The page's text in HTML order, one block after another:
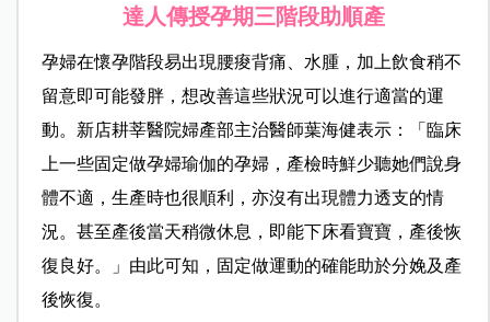
達人傳授孕期三階段助順產
孕婦在懷孕階段易出現腰痠背痛、水腫，加上飲食稍不
留意即可能發胖，想改善這些狀況可以進行適當的運
動。新店耕莘醫院婦產部主治醫師葉海健表示：「臨床
上一些固定做孕婦瑜伽的孕婦，產檢時鮮少聽她們說身
體不適，生產時也很順利，亦沒有出現體力透支的情
況。甚至產後當天稍微休息，即能下床看寶寶，產後恢
復良好。」由此可知，固定做運動的確能助於分娩及產
後恢復。